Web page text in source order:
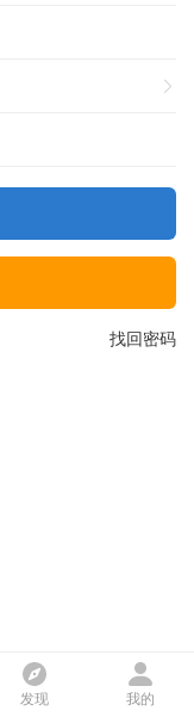
找回密码
发现 我的